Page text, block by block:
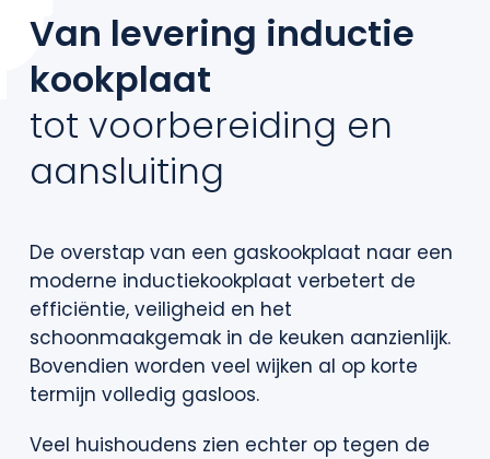
Contact
Van levering inductie
kookplaat
tot voorbereiding en
aansluiting
De overstap van een gaskookplaat naar een
moderne inductiekookplaat verbetert de
efficiëntie, veiligheid en het
schoonmaakgemak in de keuken aanzienlijk.
Bovendien worden veel wijken al op korte
termijn volledig gasloos.
Veel huishoudens zien echter op tegen de